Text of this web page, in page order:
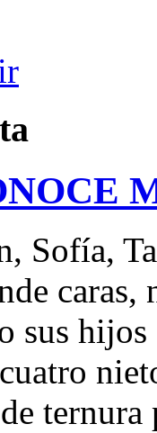
Sofía,
caras,
sus
ternura